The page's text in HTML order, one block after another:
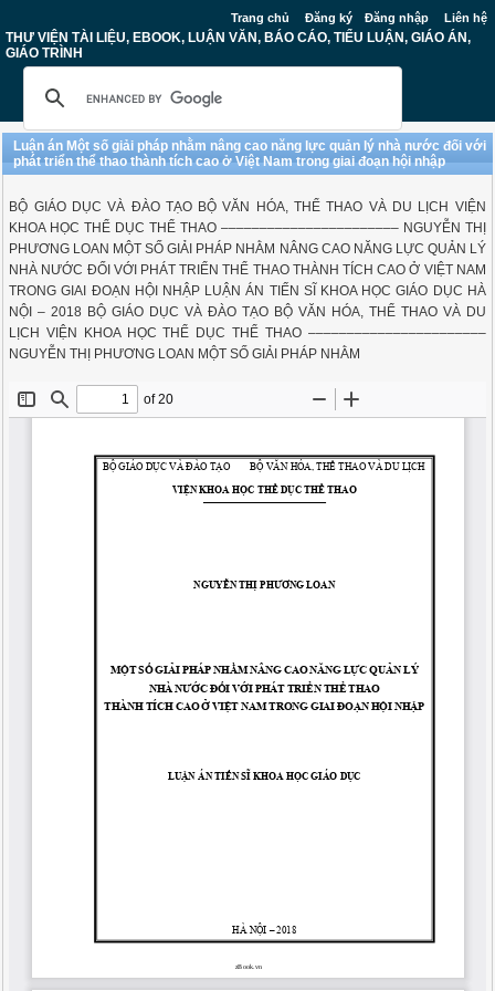
Trang chủ Đăng ký Đăng nhập Liên hệ
THƯ VIỆN TÀI LIỆU, EBOOK, LUẬN VĂN, BÁO CÁO, TIỂU LUẬN, GIÁO ÁN,
GIÁO TRÌNH
Luận án Một số giải pháp nhằm nâng cao năng lực quản lý nhà nước đối với
phát triển thể thao thành tích cao ở Việt Nam trong giai đoạn hội nhập
BỘ GIÁO DỤC VÀ ĐÀO TẠO BỘ VĂN HÓA, THỂ THAO VÀ DU LỊCH VIỆN
KHOA HỌC THỂ DỤC THỂ THAO ––––––––––––––––––––––– NGUYỄN THỊ
PHƯƠNG LOAN MỘT SỐ GIẢI PHÁP NHẰM NÂNG CAO NĂNG LỰC QUẢN LÝ
NHÀ NƯỚC ĐỐI VỚI PHÁT TRIỂN THỂ THAO THÀNH TÍCH CAO Ở VIỆT NAM
TRONG GIAI ĐOẠN HỘI NHẬP LUẬN ÁN TIẾN SĨ KHOA HỌC GIÁO DỤC HÀ
NỘI – 2018 BỘ GIÁO DỤC VÀ ĐÀO TẠO BỘ VĂN HÓA, THỂ THAO VÀ DU
LỊCH VIỆN KHOA HỌC THỂ DỤC THỂ THAO –––––––––––––––––––––––
NGUYỄN THỊ PHƯƠNG LOAN MỘT SỐ GIẢI PHÁP NHẰM